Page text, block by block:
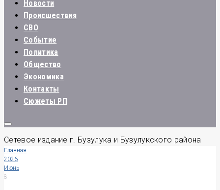
Новости
Происшествия
СВО
Событие
Политика
Общество
Экономика
Контакты
Сюжеты РП
Сетевое издание г. Бузулука и Бузулукского района
Главная
2026
Июнь
8